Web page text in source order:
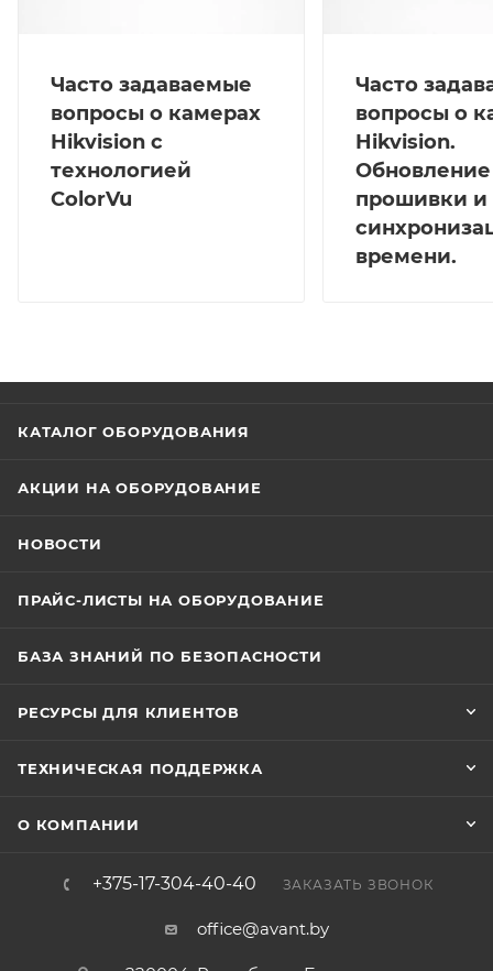
Часто задаваемые
вопросы о камерах
Hikvision с
технологией
ColorVu
Часто
вопросы о
Hikvision.
Обновление
прошивки и
времени.
КАТАЛОГ ОБОРУДОВАНИЯ
АКЦИИ НА ОБОРУДОВАНИЕ
НОВОСТИ
ПРАЙС-ЛИСТЫ НА ОБОРУДОВАНИЕ
БАЗА ЗНАНИЙ ПО БЕЗОПАСНОСТИ
РЕСУРСЫ ДЛЯ КЛИЕНТОВ
ТЕХНИЧЕСКАЯ ПОДДЕРЖКА
О КОМПАНИИ
+375-17-304-40-40 ЗАКАЗАТЬ ЗВОНОК
office@avant.by